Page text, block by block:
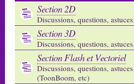
Section 2D
Discussions, questions,
Section 3D
Discussions, questions,
Section Flash et Vectoriel
Discussions, questions,
(ToonBoom, etc)